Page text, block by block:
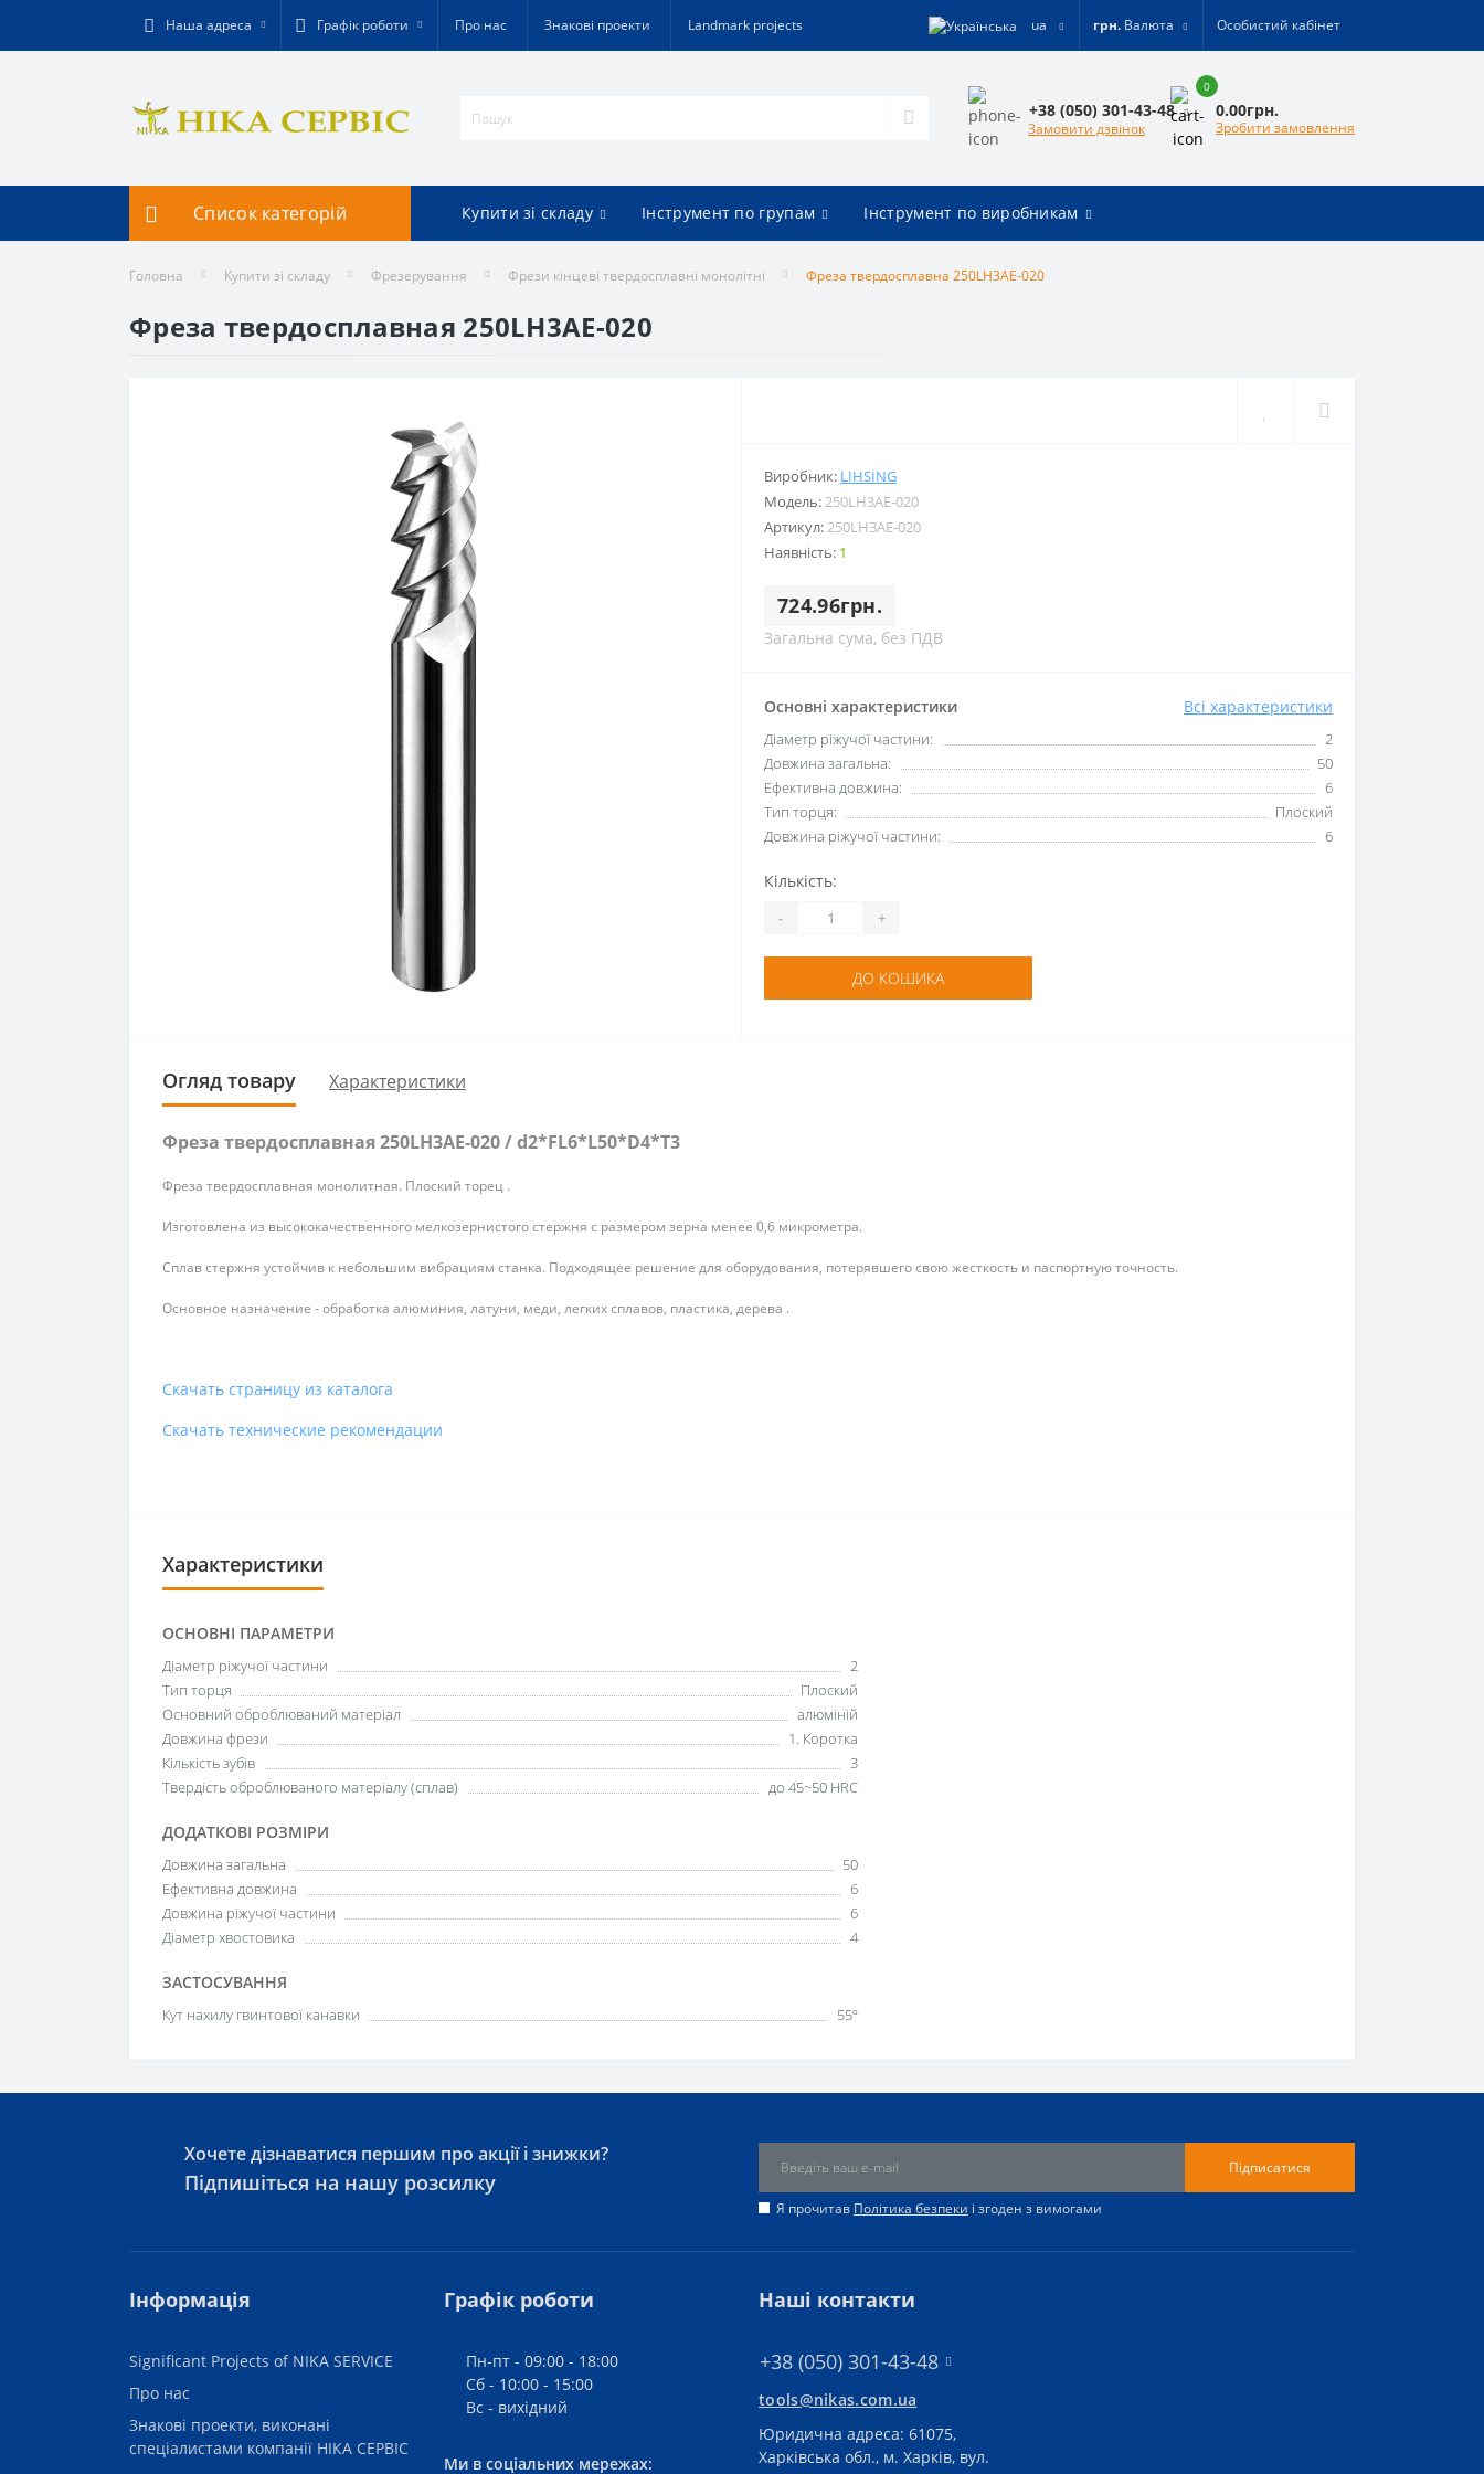
Наша адреса Графік роботи Про нас Знакові проекти Landmark projects ua грн. Валюта Особистий кабінет
+38 (050) 301-43-48
Замовити дзвінок
0
0.00грн.
Зробити замовлення
Список категорій Купити зі складу Інструмент по групам Інструмент по виробникам
Головна Купити зі складу Фрезерування Фрези кінцеві твердосплавні монолітні Фреза твердосплавна 250LH3AE-020
Фреза твердосплавная 250LH3AE-020
Виробник: LIHSING
Модель:250LH3AE-020
Артикул:250LH3AE-020
Наявність: 1
724.96грн.
Загальна сума, без ПДВ
Основні характеристики Всі характеристики
Діаметр ріжучої частини:
2
Довжина загальна:
50
Ефективна довжина:
6
Тип торця:
Плоский
Довжина ріжучої частини:
6
Кількість:
- +
ДО КОШИКА
Огляд товару Характеристики
Фреза твердосплавная 250LH3AE-020 / d2*FL6*L50*D4*T3
Фреза твердосплавная монолитная. Плоский торец .
Изготовлена из высококачественного мелкозернистого стержня с размером зерна менее 0,6 микрометра.
Сплав стержня устойчив к небольшим вибрациям станка. Подходящее решение для оборудования, потерявшего свою жесткость и паспортную точность.
Основное назначение - обработка алюминия, латуни, меди, легких сплавов, пластика, дерева .
Скачать страницу из каталога
Скачать технические рекомендации
Характеристики
ОСНОВНІ ПАРАМЕТРИ
Діаметр ріжучої частини
2
Тип торця
Плоский
Основний оброблюваний матеріал
алюміній
Довжина фрези
1. Коротка
Кількість зубів
3
Твердість оброблюваного матеріалу (сплав)
до 45~50 HRC
ДОДАТКОВІ РОЗМІРИ
Довжина загальна
50
Ефективна довжина
6
Довжина ріжучої частини
6
Діаметр хвостовика
4
ЗАСТОСУВАННЯ
Кут нахилу гвинтової канавки 55º
Хочете дізнаватися першим про акції і знижки?
Підпишіться на нашу розсилку
Підписатися
Я прочитав Політика безпеки і згоден з вимогами
Інформація
Significant Projects of NIKA SERVICE
Про нас
Знакові проекти, виконані
спеціалистами компанії НІКА СЕРВІС
Графік роботи
Пн-пт - 09:00 - 18:00
Сб - 10:00 - 15:00
Вс - вихідний
Ми в соціальних мережах:
Наші контакти
+38 (050) 301-43-48
tools@nikas.com.ua
Юридична адреса: 61075,
Харківська обл., м. Харків, вул.